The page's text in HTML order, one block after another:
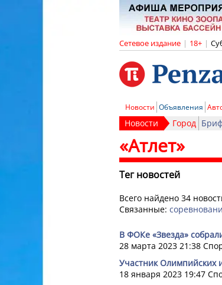
Сетевое издание | 18+ |
Новости Объявления
Новости Город
«Атлет»
Тег новостей
Всего найдено 34
Связанные:
В ФОКе «Звезда»
28 марта 2023 21:38
Участник Олимпийских
18 января 2023 19:47